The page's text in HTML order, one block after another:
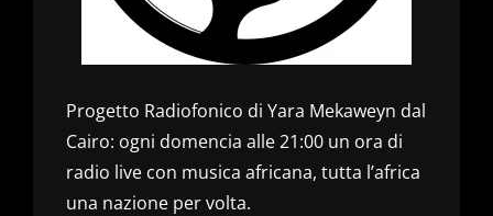
Progetto Radiofonico di Yara Mekaweyn dal
Cairo: ogni domencia alle 21:00 un ora di
radio live con musica africana, tutta l’africa
una nazione per volta.